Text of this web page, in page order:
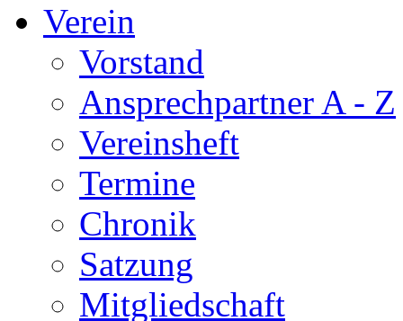
Verein
Vorstand
Ansprechpartner A - Z
Vereinsheft
Termine
Chronik
Satzung
Mitgliedschaft